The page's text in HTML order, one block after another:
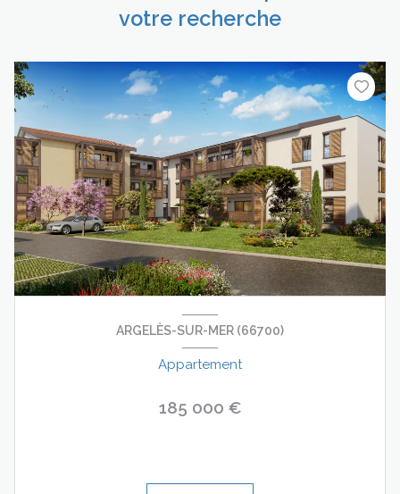
votre recherche
ARGELÈS-SUR-MER (66700)
Appartement
185 000 €